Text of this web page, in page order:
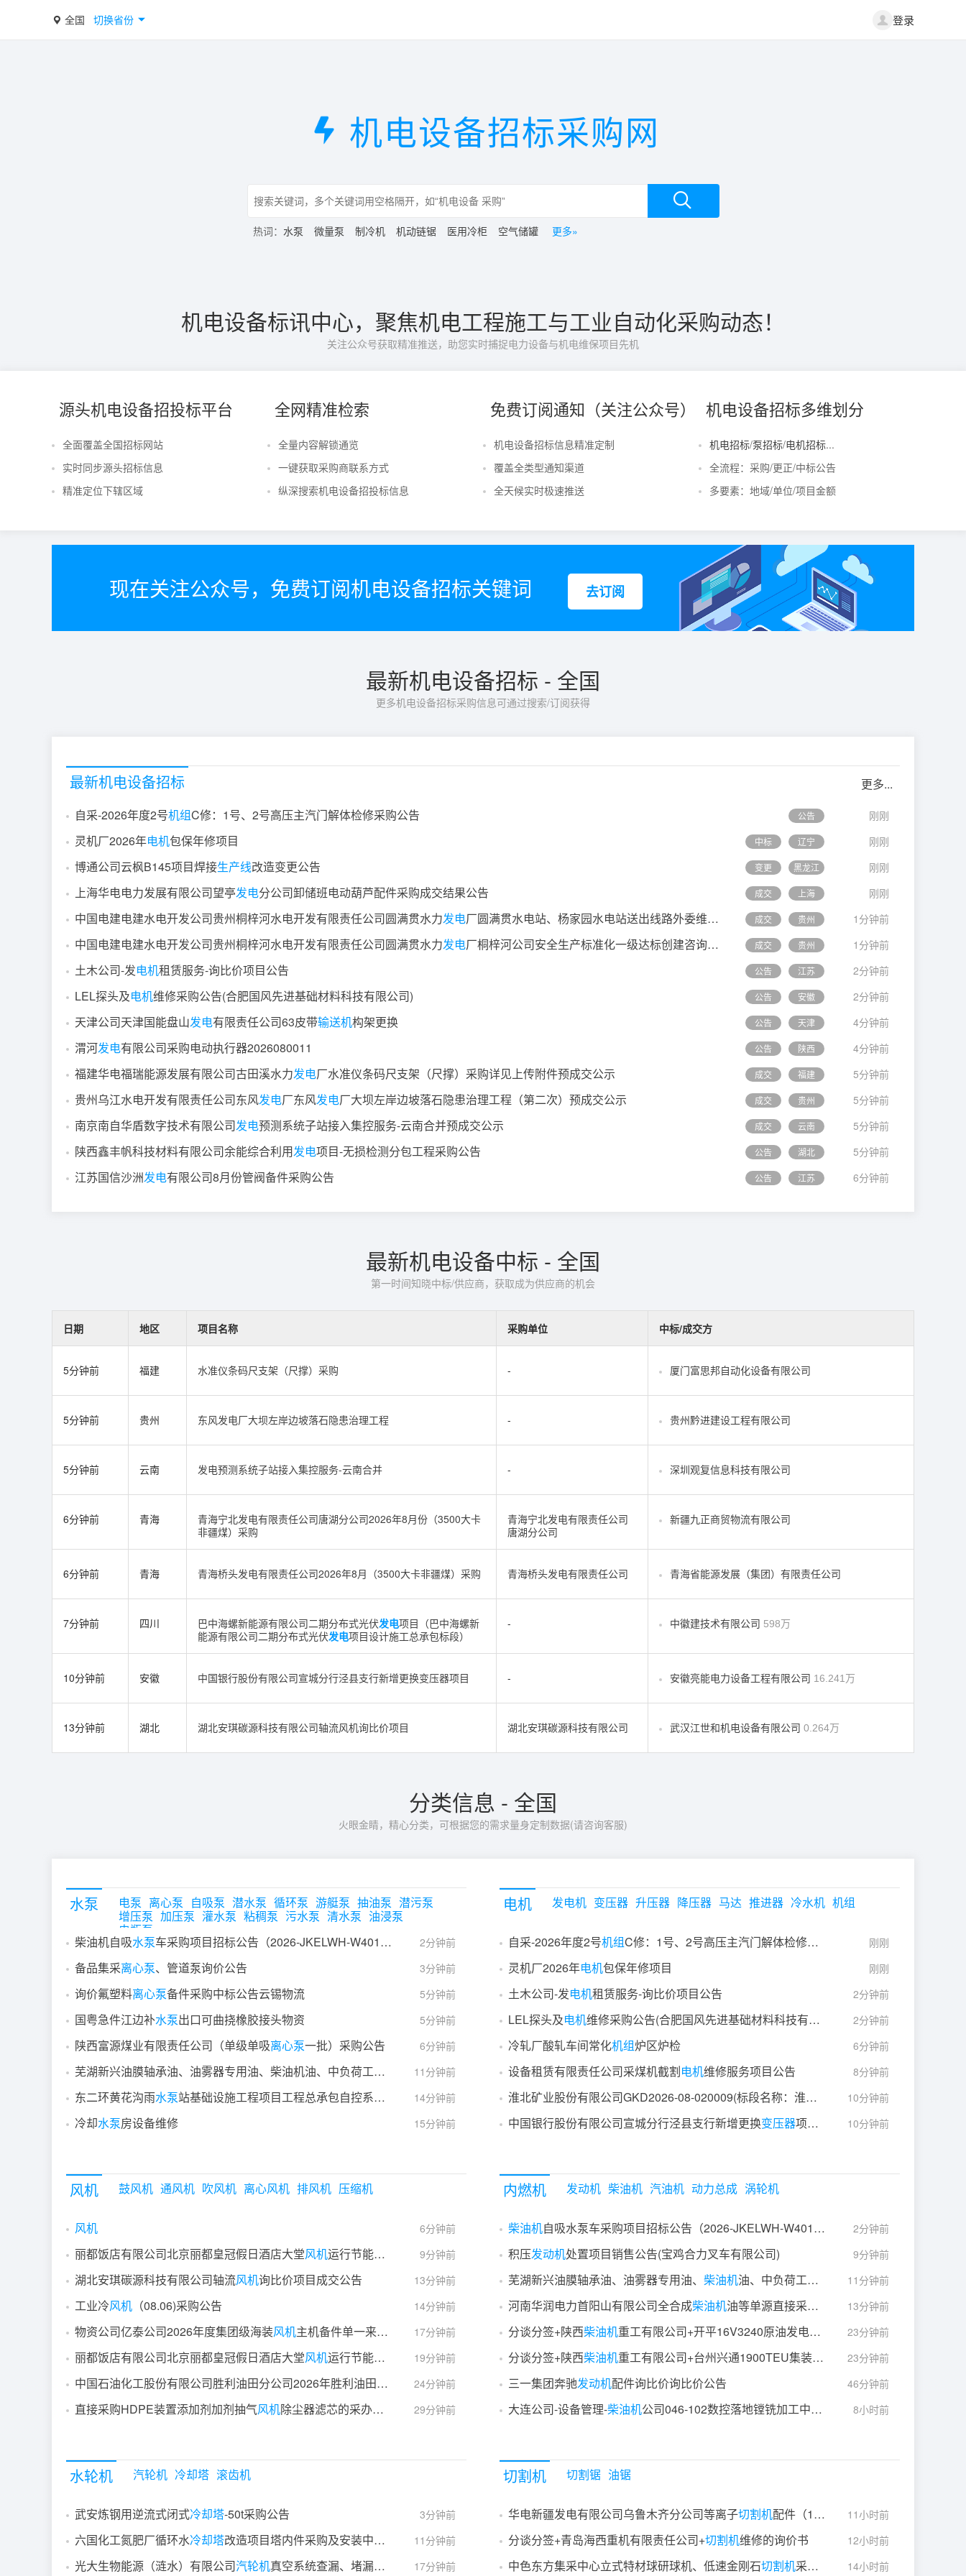
登录
全国 切换省份
机电设备招标采购网
热词： 水泵 微量泵 制冷机 机动链锯 医用冷柜 空气储罐 更多»
机电设备标讯中心，聚焦机电工程施工与工业自动化采购动态！
关注公众号获取精准推送，助您实时捕捉电力设备与机电维保项目先机
源头机电设备招投标平台
全面覆盖全国招标网站
实时同步源头招标信息
精准定位下辖区域
全网精准检索
全量内容解锁通览
一键获取采购商联系方式
纵深搜索机电设备招投标信息
免费订阅通知（关注公众号）
机电设备招标信息精准定制
覆盖全类型通知渠道
全天候实时极速推送
机电设备招标多维划分
机电招标/泵招标/电机招标...
全流程：采购/更正/中标公告
多要素：地域/单位/项目金额
现在关注公众号，免费订阅机电设备招标关键词 去订阅
最新机电设备招标 - 全国
更多机电设备招标采购信息可通过搜索/订阅获得
最新机电设备招标
更多...
自采-2026年度2号机组C修：1号、2号高压主汽门解体检修采购公告 公告 刚刚
灵机厂2026年电机包保年修项目 中标 辽宁 刚刚
博通公司云枫B145项目焊接生产线改造变更公告 变更 黑龙江 刚刚
上海华电电力发展有限公司望亭发电分公司卸储班电动葫芦配件采购成交结果公告 成交 上海 刚刚
中国电建电建水电开发公司贵州桐梓河水电开发有限责任公司圆满贯水力发电厂圆满贯水电站、杨家园水电站送出线路外委维护采购项目成交结果公示 成交 贵州 1分钟前
中国电建电建水电开发公司贵州桐梓河水电开发有限责任公司圆满贯水力发电厂桐梓河公司安全生产标准化一级达标创建咨询服务项目采购项目成交结果公示 成交 贵州 1分钟前
土木公司-发电机租赁服务-询比价项目公告 公告 江苏 2分钟前
LEL探头及电机维修采购公告(合肥国风先进基础材料科技有限公司) 公告 安徽 2分钟前
天津公司天津国能盘山发电有限责任公司63皮带输送机构架更换 公告 天津 4分钟前
渭河发电有限公司采购电动执行器2026080011 公告 陕西 4分钟前
福建华电福瑞能源发展有限公司古田溪水力发电厂水准仪条码尺支架（尺撑）采购详见上传附件预成交公示 成交 福建 5分钟前
贵州乌江水电开发有限责任公司东风发电厂东风发电厂大坝左岸边坡落石隐患治理工程（第二次）预成交公示 成交 贵州 5分钟前
南京南自华盾数字技术有限公司发电预测系统子站接入集控服务-云南合并预成交公示 成交 云南 5分钟前
陕西鑫丰帆科技材料有限公司余能综合利用发电项目-无损检测分包工程采购公告 公告 湖北 5分钟前
江苏国信沙洲发电有限公司8月份管阀备件采购公告 公告 江苏 6分钟前
最新机电设备中标 - 全国
第一时间知晓中标/供应商，获取成为供应商的机会
日期 地区 项目名称 采购单位 中标/成交方
5分钟前 福建 水准仪条码尺支架（尺撑）采购 - 厦门富思邦自动化设备有限公司
5分钟前 贵州 东风发电厂大坝左岸边坡落石隐患治理工程 - 贵州黔进建设工程有限公司
5分钟前 云南 发电预测系统子站接入集控服务-云南合并 - 深圳观复信息科技有限公司
6分钟前 青海
青海宁北发电有限责任公司唐湖分公司2026年8月份（3500大卡
非疆煤）采购
青海宁北发电有限责任公司
唐湖分公司
新疆九正商贸物流有限公司
6分钟前 青海 青海桥头发电有限责任公司2026年8月（3500大卡非疆煤）采购 青海桥头发电有限责任公司 青海省能源发展（集团）有限责任公司
7分钟前 四川 巴中海螺新能源有限公司二期分布式光伏发电项目（巴中海螺新
能源有限公司二期分布式光伏发电项目设计施工总承包标段）
- 中徽建技术有限公司 598万
10分钟前 安徽 中国银行股份有限公司宣城分行泾县支行新增更换变压器项目 - 安徽亮能电力设备工程有限公司 16.241万
13分钟前 湖北 湖北安琪碳源科技有限公司轴流风机询比价项目 湖北安琪碳源科技有限公司 武汉江世和机电设备有限公司 0.264万
分类信息 - 全国
火眼金睛，精心分类，可根据您的需求量身定制数据(请咨询客服)
水泵 电泵 离心泵 自吸泵 潜水泵 循环泵 游艇泵 抽油泵 潜污泵
增压泵 加压泵 灌水泵 粘稠泵 污水泵 清水泵 油浸泵
电瓶泵
柴油机自吸水泵车采购项目招标公告（2026-JKELWH-W4019） 2分钟前
备品集采离心泵、管道泵询价公告 3分钟前
询价氟塑料离心泵备件采购中标公告云锡物流 5分钟前
国粤急件江边补水泵出口可曲挠橡胶接头物资 5分钟前
陕西富源煤业有限责任公司（单级单吸离心泵一批）采购公告 6分钟前
芜湖新兴油膜轴承油、油雾器专用油、柴油机油、中负荷工业闭式齿轮油、AF46#高性能无灰抗磨液压油、100#矿物油型真空泵油、HFV-Z22 增压泵 油、制动液、发动机冷却
11分钟前
东二环黄花沟雨水泵站基础设施工程项目工程总承包自控系统招标公告 14分钟前
冷却水泵房设备维修 15分钟前
电机 发电机 变压器 升压器 降压器 马达 推进器 冷水机 机组
自采-2026年度2号机组C修：1号、2号高压主汽门解体检修采购公告 刚刚
灵机厂2026年电机包保年修项目 刚刚
土木公司-发电机租赁服务-询比价项目公告 2分钟前
LEL探头及电机维修采购公告(合肥国风先进基础材料科技有限公司) 2分钟前
冷轧厂酸轧车间常化机组炉区炉检 6分钟前
设备租赁有限责任公司采煤机截割电机维修服务项目公告 8分钟前
淮北矿业股份有限公司GKD2026-08-020009(标段名称：淮北矿业股份有限公司 10分钟前
中国银行股份有限公司宣城分行泾县支行新增更换变压器项目中标公告 10分钟前
风机 鼓风机 通风机 吹风机 离心风机 排风机 压缩机
风机 6分钟前
丽都饭店有限公司北京丽都皇冠假日酒店大堂风机运行节能改造工程公告 9分钟前
湖北安琪碳源科技有限公司轴流风机询比价项目成交公告 13分钟前
工业冷风机 （08.06)采购公告 14分钟前
物资公司亿泰公司2026年度集团级海装风机主机备件单一来源铺货采购 17分钟前
丽都饭店有限公司北京丽都皇冠假日酒店大堂风机运行节能改造工程公告 19分钟前
中国石油化工股份有限公司胜利油田分公司2026年胜利油田分公司石油化工总厂490702离心式 压缩机原厂主机备件独家采购方案（西门子（德莱塞蓝））直接采购采购结果公
24分钟前
直接采购HDPE装置添加剂加剂抽气风机除尘器滤芯的采办（小额采办）/1337-PS202608050169直接采购事前公告 29分钟前
内燃机 发动机 柴油机 汽油机 动力总成 涡轮机
柴油机自吸水泵车采购项目招标公告（2026-JKELWH-W4019） 2分钟前
积压发动机处置项目销售公告(宝鸡合力叉车有限公司) 9分钟前
芜湖新兴油膜轴承油、油雾器专用油、柴油机油、中负荷工业闭式齿轮油、AF46#高性能无灰抗磨液压油、100#矿物油型真空泵油、HFV-Z22增压泵油、制动液、 11分钟前
河南华润电力首阳山有限公司全合成柴油机油等单源直接采购结果公告 13分钟前
分谈分签+陕西柴油机重工有限公司+开平16V3240原油发电机组项目试验台架改造项目的询价书的询价结果 23分钟前
分谈分签+陕西柴油机重工有限公司+台州兴通1900TEU集装箱船项目6DE23试车台架改造项目的询价书的询价结果 23分钟前
三一集团奔驰发动机配件询比价询比价公告 46分钟前
大连公司-设备管理-柴油机公司046-102数控落地镗铣加工中心维修-设备维修类-设备维修合同2026070136中标候选人公示 8小时前
水轮机 汽轮机 冷却塔 滚齿机
武安炼钢用逆流式闭式冷却塔-50t采购公告 3分钟前
六国化工氮肥厂循环水冷却塔改造项目塔内件采购及安装中标公告二次 11分钟前
光大生物能源（涟水）有限公司汽轮机真空系统查漏、堵漏服务成交结果公示 17分钟前
切割机 切割锯 油锯
华电新疆发电有限公司乌鲁木齐分公司等离子切割机配件（1800372834-846789）锅炉本体成交结果公告 11小时前
分谈分签+青岛海西重机有限责任公司+切割机维修的询价书 12小时前
中色东方集采中心立式特材球研球机、低速金刚石切割机采购项目二级集采临时询价公告 14小时前